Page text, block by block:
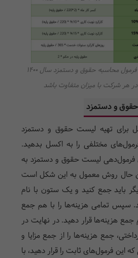
تصویر بالا، یک نمونه از فرمول محاسبه حقوق و دستمزد سال 1400
هر شرکت با میزان متفاوت باشد
و دستمزد
برای تهیه لیست حقوق و دستمزد
فرمول‌های مختلفی را به اکسل بدهید.
فرمول‌دهی لیست حقوق و دستمزد به
حال روش معمول به این شکل است
باید جمع کنید و یک ستون با نام
سپس تمامی هزینه‌ها را با هم جمع
جمع هزینه‌ها قرار دهید. در نهایت در
جمع هزینه‌ها را از جمع مزایا و
این فرمول‌های ثابت را قرار دهید، با